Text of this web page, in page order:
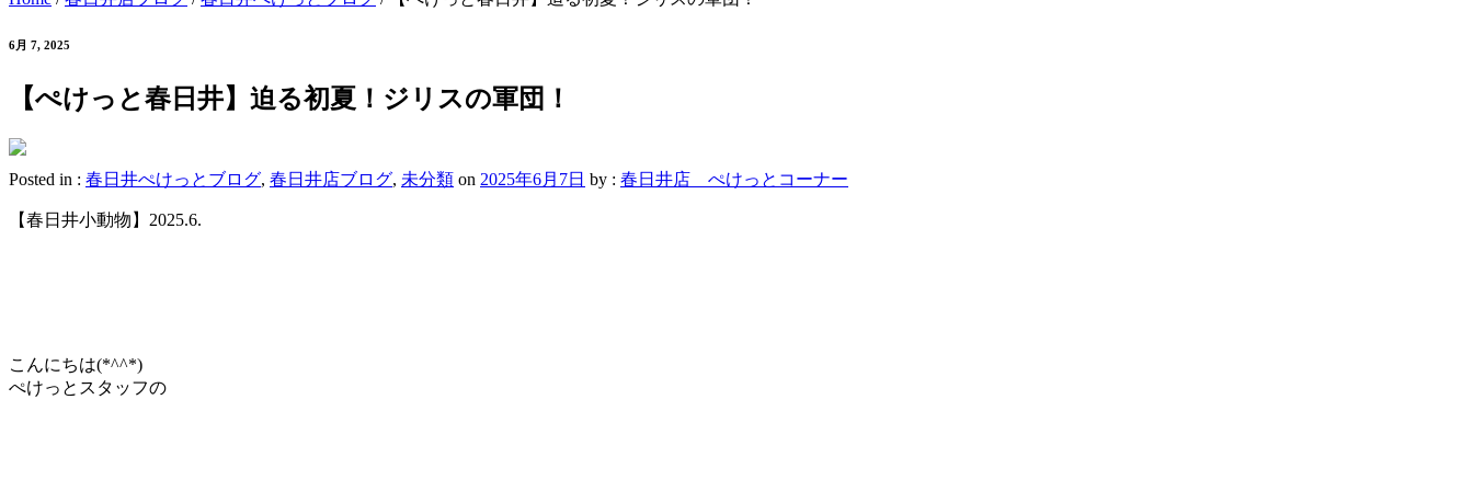
6月 7, 2025
【ぺけっと春日井】迫る初夏！ジリスの軍団！
Posted in : 春日井ぺけっとブログ, 春日井店ブログ, 未分類 on 2025年6月7日 by : 春日井店 ぺけっとコーナー
【春日井小動物】2025.6.
こんにちは(*^^*)
ぺけっとスタッフの